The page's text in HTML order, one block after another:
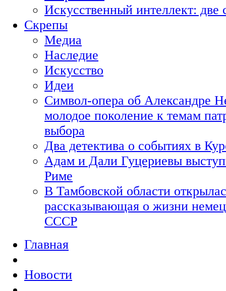
Искусственный интеллект:
Скрепы
Медиа
Наследие
Искусство
Идеи
Символ-опера об Александре
молодое поколение к темам
выбора
Два детектива о событиях в
Адам и Дали Гуцериевы
Риме
В Тамбовской области
рассказывающая о жизни
СССР
Главная
Новости